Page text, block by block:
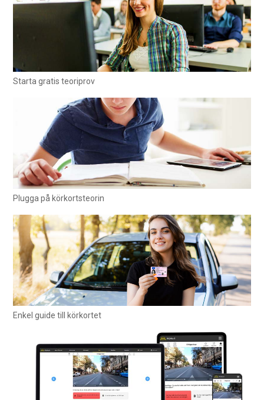
Starta gratis teoriprov
Plugga på körkortsteorin
Enkel guide till körkortet